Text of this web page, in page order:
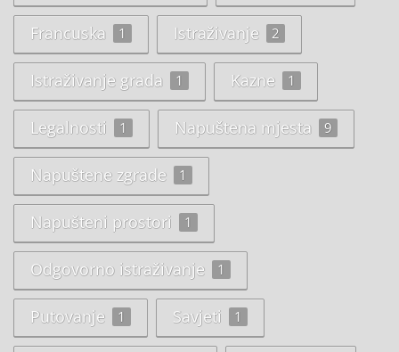
Francuska 1 Istraživanje 2
Istraživanje grada 1 Kazne 1
Legalnosti 1 Napuštena mjesta 9
Napuštene zgrade 1
Napušteni prostori 1
Odgovorno istraživanje 1
Putovanje 1 Savjeti 1